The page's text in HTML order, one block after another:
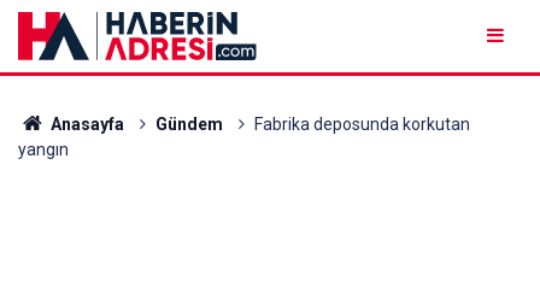
Anasayfa Gündem
Fabrika deposunda korkutan
yangın